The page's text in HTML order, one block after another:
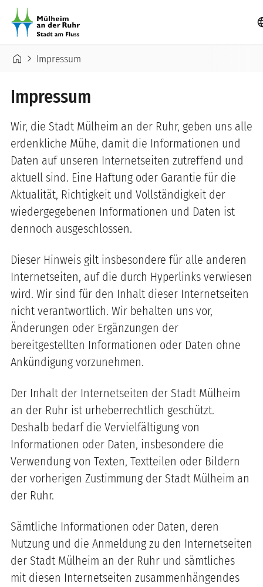
Direkt zum Inhalt
Pfadnavigation
home chevron_right Impressum
Impressum
Wir, die Stadt Mülheim an der Ruhr, geben uns alle
erdenkliche Mühe, damit die Informationen und
Daten auf unseren Internetseiten zutreffend und
aktuell sind. Eine Haftung oder Garantie für die
Aktualität, Richtigkeit und Vollständigkeit der
wiedergegebenen Informationen und Daten ist
dennoch ausgeschlossen.
Dieser Hinweis gilt insbesondere für alle anderen
Internetseiten, auf die durch Hyperlinks verwiesen
wird. Wir sind für den Inhalt dieser Internetseiten
nicht verantwortlich. Wir behalten uns vor,
Änderungen oder Ergänzungen der
bereitgestellten Informationen oder Daten ohne
Ankündigung vorzunehmen.
Der Inhalt der Internetseiten der Stadt Mülheim
an der Ruhr ist urheberrechtlich geschützt.
Deshalb bedarf die Vervielfältigung von
Informationen oder Daten, insbesondere die
Verwendung von Texten, Textteilen oder Bildern
der vorherigen Zustimmung der Stadt Mülheim an
der Ruhr.
Sämtliche Informationen oder Daten, deren
Nutzung und die Anmeldung zu den Internetseiten
der Stadt Mülheim an der Ruhr und sämtliches
mit diesen Internetseiten zusammenhängendes